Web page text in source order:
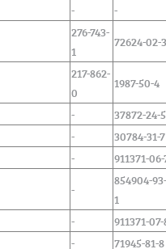
-
-
276-743-
1
72624-02-3
217-862-
0
1987-50-4
-
37872-24-5
-
30784-31-7
-
911371-
-
854904-93-
1
-
911371-
- 71945-81-8